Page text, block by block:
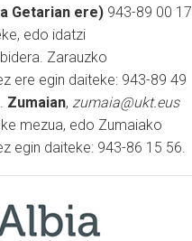
Getarian ere) 943-89 00 17
edo idatzi
Zarauzko
ere egin daiteke: 943-89 49
Zumaian, zumaia@ukt.eus
mezua, edo Zumaiako
egin daiteke: 943-86 15 56.